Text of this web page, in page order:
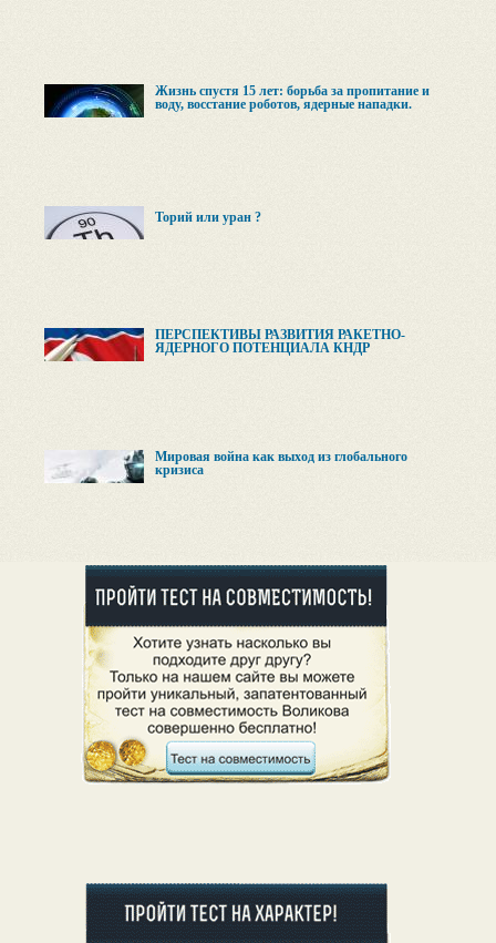
Жизнь спустя 15 лет: борьба за пропитание и
воду, восстание роботов, ядерные нападки.
Торий или уран ?
ПЕРСПЕКТИВЫ РАЗВИТИЯ РАКЕТНО-
ЯДЕРНОГО ПОТЕНЦИАЛА КНДР
Мировая война как выход из глобального
кризиса